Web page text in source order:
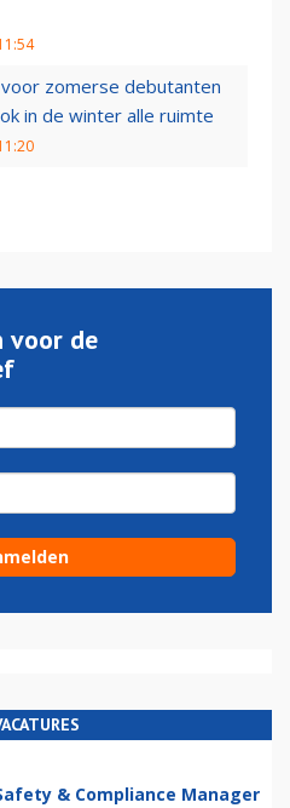
zomerse debutanten
in de winter alle ruimte
voor de
& Compliance Manager